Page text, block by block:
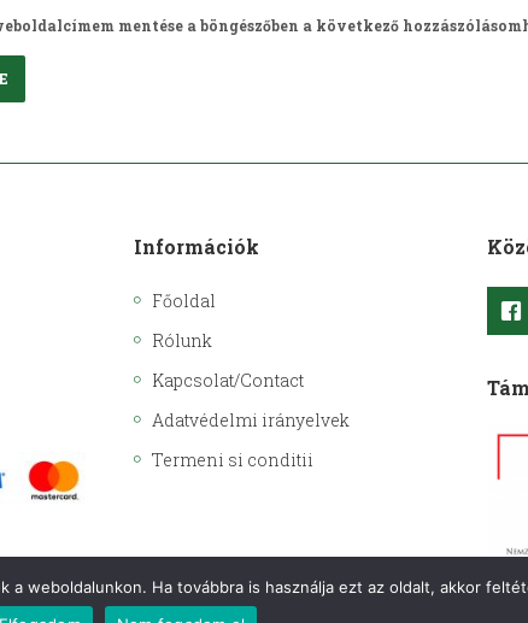
mentése a böngészőben a következő
Információk
Főoldal
Rólunk
Kapcsolat/Contact
Adatvédelmi irányelvek
Termeni si conditii
weboldalunkon. Ha továbbra is használja ezt az oldalt, akkor